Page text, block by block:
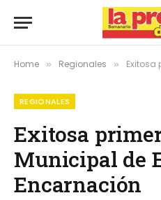
Home » Regionales » Exitosa
REGIONALES
Exitosa
Municipal de
Encarnación